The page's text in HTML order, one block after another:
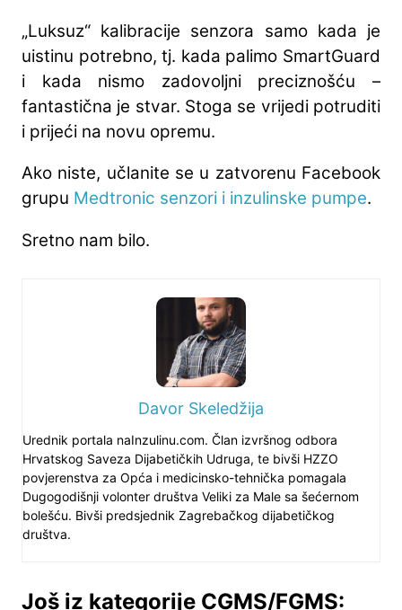
„Luksuz“ kalibracije senzora samo kada je
uistinu potrebno, tj. kada palimo SmartGuard
i kada nismo zadovoljni preciznošću –
fantastična je stvar. Stoga se vrijedi potruditi
i prijeći na novu opremu.
Ako niste, učlanite se u zatvorenu Facebook
grupu Medtronic senzori i inzulinske pumpe.
Sretno nam bilo.
Davor Skeledžija
Urednik portala naInzulinu.com. Član izvršnog odbora
Hrvatskog Saveza Dijabetičkih Udruga, te bivši HZZO
povjerenstva za Opća i medicinsko-tehnička pomagala
Dugogodišnji volonter društva Veliki za Male sa šećernom
bolešću. Bivši predsjednik Zagrebačkog dijabetičkog
društva.
Još iz kategorije CGMS/FGMS: